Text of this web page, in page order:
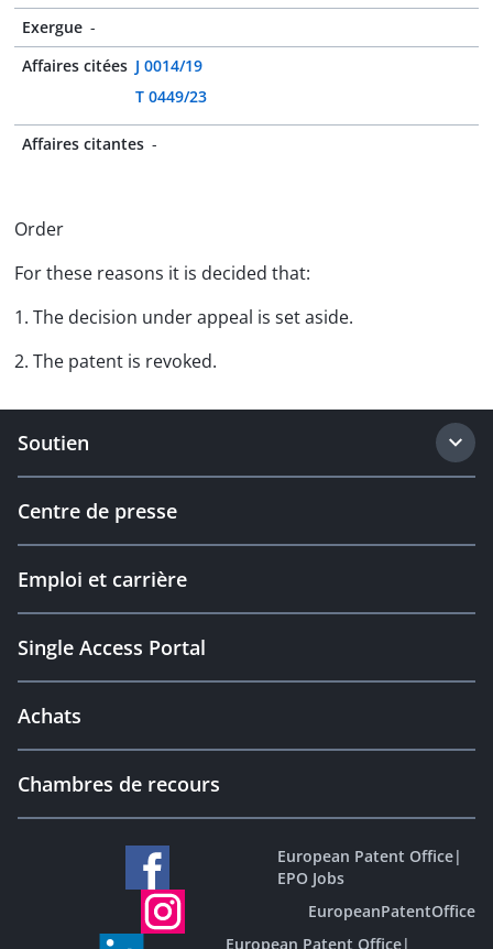
Exergue -
Affaires citées J 0014/19
T 0449/23
Affaires citantes -
Order
For these reasons it is decided that:
1. The decision under appeal is set aside.
2. The patent is revoked.
Soutien
Centre de presse
Emploi et carrière
Single Access Portal
Achats
Chambres de recours
European Patent Office|
EPO Jobs
EuropeanPatentOffice
European Patent Office|